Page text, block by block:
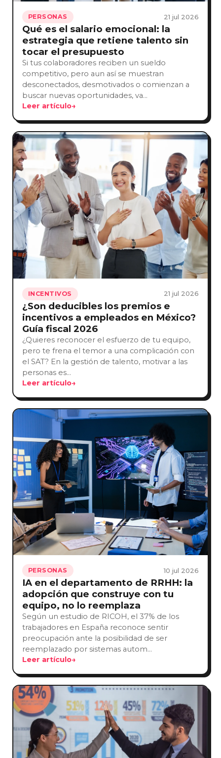
PERSONAS 21 jul 2026
Qué es el salario emocional: la
estrategia que retiene talento sin
tocar el presupuesto
Si tus colaboradores reciben un sueldo
competitivo, pero aun así se muestran
desconectados, desmotivados o comienzan a
buscar nuevas oportunidades, va…
Leer artículo→
INCENTIVOS 21 jul 2026
¿Son deducibles los premios e
incentivos a empleados en México?
Guía fiscal 2026
¿Quieres reconocer el esfuerzo de tu equipo,
pero te frena el temor a una complicación con
el SAT? En la gestión de talento, motivar a las
personas es…
Leer artículo→
PERSONAS 10 jul 2026
IA en el departamento de RRHH: la
adopción que construye con tu
equipo, no lo reemplaza
Según un estudio de RICOH, el 37% de los
trabajadores en España reconoce sentir
preocupación ante la posibilidad de ser
reemplazado por sistemas autom…
Leer artículo→